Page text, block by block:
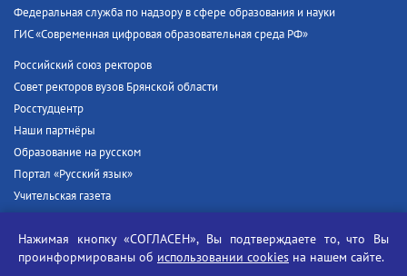
Федеральная служба по надзору в сфере образования и науки
ГИС «Современная цифровая образовательная среда РФ»
Российский союз ректоров
Совет ректоров вузов Брянской области
Росстудцентр
Наши партнёры
Образование на русском
Портал «Русский язык»
Учительская газета
Единый портал государственных услуг
Нажимая кнопку «СОГЛАСЕН», Вы подтверждаете то, что Вы
проинформированы об использовании cookies на нашем сайте.